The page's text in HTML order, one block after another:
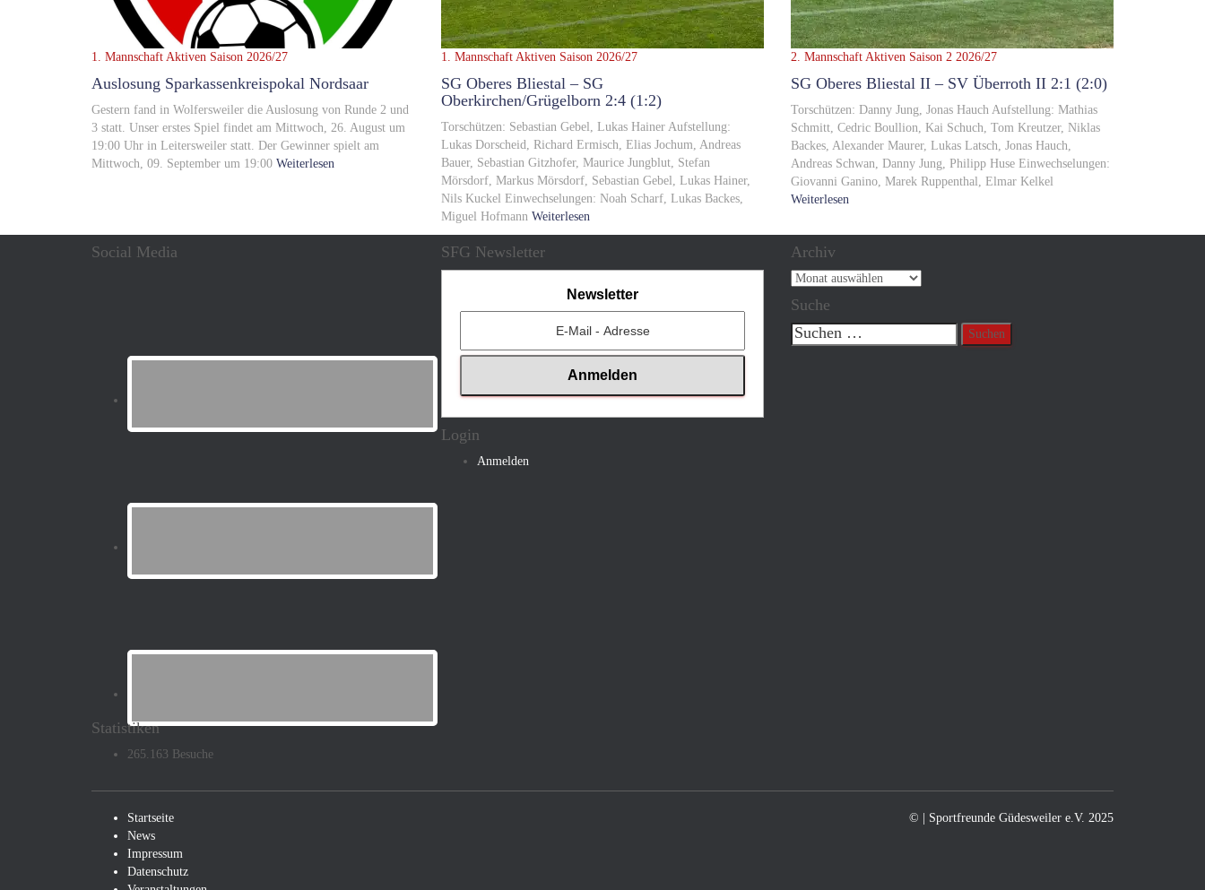
1. Mannschaft Aktiven Saison 2026/27
Auslosung Sparkassenkreispokal Nordsaar
Gestern fand in Wolfersweiler die Auslosung von Runde 2 und
3 statt. Unser erstes Spiel findet am Mittwoch, 26. August um
19:00 Uhr in Leitersweiler statt. Der Gewinner spielt am
Mittwoch, 09. September um 19:00 Weiterlesen
1. Mannschaft Aktiven Saison 2026/27
SG Oberes Bliestal – SG
Oberkirchen/Grügelborn 2:4 (1:2)
Torschützen: Sebastian Gebel, Lukas Hainer Aufstellung:
Lukas Dorscheid, Richard Ermisch, Elias Jochum, Andreas
Bauer, Sebastian Gitzhofer, Maurice Jungblut, Stefan
Mörsdorf, Markus Mörsdorf, Sebastian Gebel, Lukas Hainer,
Nils Kuckel Einwechselungen: Noah Scharf, Lukas Backes,
Miguel Hofmann Weiterlesen
2. Mannschaft Aktiven Saison 2 2026/27
SG Oberes Bliestal II – SV Überroth II 2:1 (2:0)
Torschützen: Danny Jung, Jonas Hauch Aufstellung: Mathias
Schmitt, Cedric Boullion, Kai Schuch, Tom Kreutzer, Niklas
Backes, Alexander Maurer, Lukas Latsch, Jonas Hauch,
Andreas Schwan, Danny Jung, Philipp Huse Einwechselungen:
Giovanni Ganino, Marek Ruppenthal, Elmar Kelkel
Weiterlesen
Social Media
Statistiken
265.163 Besuche
SFG Newsletter
Newsletter
Login
Anmelden
Archiv
Archiv
Suche
Suchen
nach:
Startseite
News
Impressum
Datenschutz
© | Sportfreunde Güdesweiler e.V. 2025